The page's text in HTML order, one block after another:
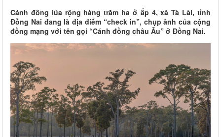
Cánh đồng lúa rộng hàng trăm ha ở ấp 4, xã Tà Lài, tỉnh
Đồng Nai đang là địa điểm “check in”, chụp ảnh của cộng
đồng mạng với tên gọi “Cánh đồng châu Âu” ở Đồng Nai.